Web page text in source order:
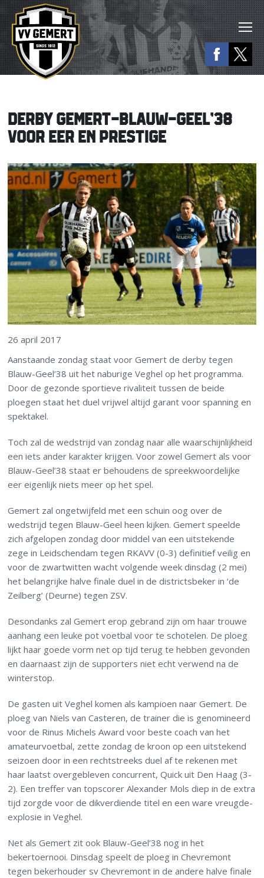
DERBY GEMERT-BLAUW-GEEL’38
VOOR EER EN PRESTIGE
26 april 2017
Aanstaande zondag staat voor Gemert de derby tegen
Blauw-Geel’38 uit het naburige Veghel op het programma.
Door de gezonde sportieve rivaliteit tussen de beide
ploegen staat het duel vrijwel altijd garant voor spanning en
spektakel.
Toch zal de wedstrijd van zondag naar alle waarschijnlijkheid
een iets ander karakter krijgen. Voor zowel Gemert als voor
Blauw-Geel’38 staat er behoudens de spreekwoordelijke
eer eigenlijk niets meer op het spel.
Gemert zal ongetwijfeld met een schuin oog over de
wedstrijd tegen Blauw-Geel heen kijken. Gemert speelde
zich afgelopen zondag door middel van een uitstekende
zege in Leidschendam tegen RKAVV (0-3) definitief veilig en
voor de zwartwitten wacht volgende week dinsdag (2 mei)
het belangrijke halve finale duel in de districtsbeker in ‘de
Zeilberg’ (Deurne) tegen ZSV.
Desondanks zal Gemert erop gebrand zijn om haar trouwe
aanhang een leuke pot voetbal voor te schotelen. De ploeg
lijkt haar goede vorm net op tijd terug te hebben gevonden
en daarnaast zijn de supporters niet echt verwend na de
winterstop.
De gasten uit Veghel komen als kampioen naar Gemert. De
ploeg van Niels van Casteren, de trainer die is genomineerd
voor de Rinus Michels Award voor beste coach van het
amateurvoetbal, zette zondag de kroon op een uitstekend
seizoen door in een rechtstreeks duel af te rekenen met
haar laatst overgebleven concurrent, Quick uit Den Haag (3-
2). Een treffer van topscorer Alexander Mols diep in de extra
tijd zorgde voor de dikverdiende titel en een ware vreugde-
explosie in Veghel.
Net als Gemert zit ook Blauw-Geel’38 nog in het
bekertoernooi. Dinsdag speelt de ploeg in Chevremont
tegen bekerhouder sv Chevremont in de andere halve finale